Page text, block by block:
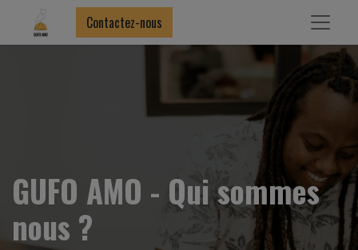
Contactez-nous
GUFO AMO - Qui sommes
nous ?